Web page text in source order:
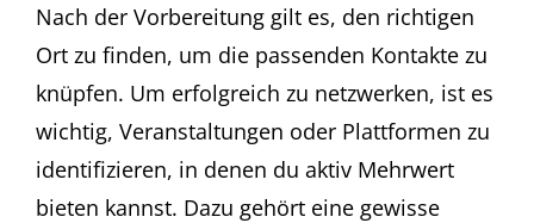
Nach der Vorbereitung gilt es, den richtigen
Ort zu finden, um die passenden Kontakte zu
knüpfen. Um erfolgreich zu netzwerken, ist es
wichtig, Veranstaltungen oder Plattformen zu
identifizieren, in denen du aktiv Mehrwert
bieten kannst. Dazu gehört eine gewisse